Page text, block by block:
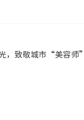
，致敬城市“美容师”